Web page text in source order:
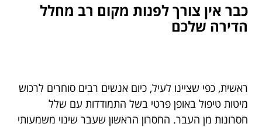
כבר אין צורך לפנות מקום רב מחלל
הדירה שלכם
ראשית, כפי שציינו לעיל, כיום אנשים רבים סוחרים לרכוש
מיטות טיפול באופן פרטי בשל התמודדות עם שלל
חסרונות מן העבר. החסרון הראשון שעבר שינוי משמעותי